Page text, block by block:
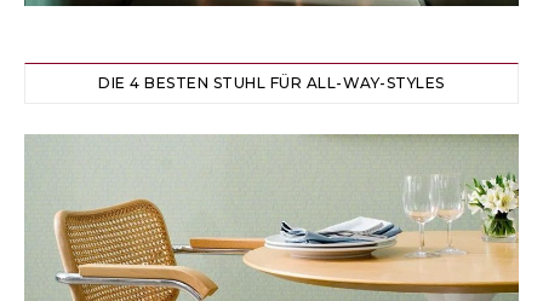
DIE 4 BESTEN STUHL FÜR ALL-WAY-STYLES